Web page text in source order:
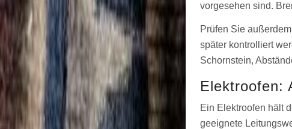
vorgesehen sind.
Prüfen Sie
später kontrolliert
Schornstein,
Elektroofen:
Ein Elektroofen hält
geeignete